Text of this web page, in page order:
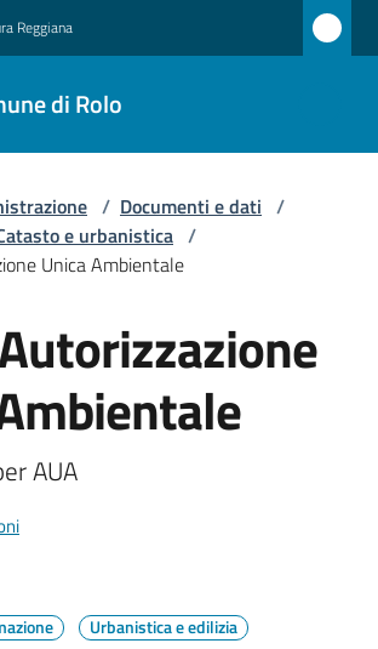
Reggiana
di Rolo
/ Documenti e dati /
e urbanistica /
Unica Ambientale
AUA
Urbanistica e edilizia